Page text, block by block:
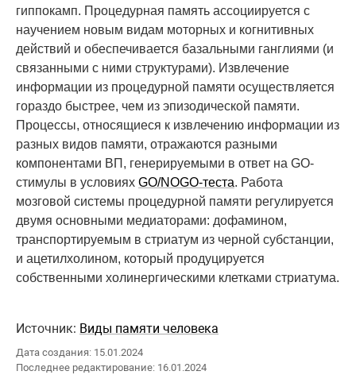
гиппокамп. Процедурная память ассоциируется с
научением новым видам моторных и когнитивных
действий и обеспечивается базальными ганглиями (и
связанными с ними структурами). Извлечение
информации из процедурной памяти осуществляется
гораздо быстрее, чем из эпизодической памяти.
Процессы, относящиеся к извлечению информации из
разных видов памяти, отражаются разными
компонентами ВП, генерируемыми в ответ на GO-
стимулы в условиях GO/NOGO-теста. Работа
мозговой системы процедурной памяти регулируется
двумя основными медиаторами: дофамином,
транспортируемым в стриатум из черной субстанции,
и ацетилхолином, который продуцируется
собственными холинергическими клетками стриатума.
Источник: Виды памяти человека
Дата создания: 15.01.2024
Последнее редактирование: 16.01.2024